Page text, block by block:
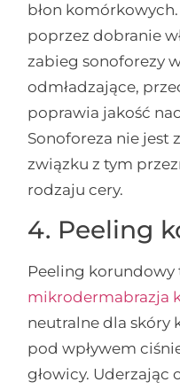
błon
poprzez dobranie
zabieg sonoforezy
odmładzające,
poprawia jakość
Sonoforeza nie jest
związku z tym
rodzaju cery.
4. Peeling
Peeling korundowy
mikrodermabrazja
neutralne dla skóry
pod wpływem
głowicy. Uderzając